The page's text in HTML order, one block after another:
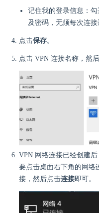
记住我的登录信息：
及密码，无须每次连接
点击保存。
点击 VPN 连接名称，然
VPN 网络连接已经创建
要点击桌面右下角的网络
接，然后点击连接即可。